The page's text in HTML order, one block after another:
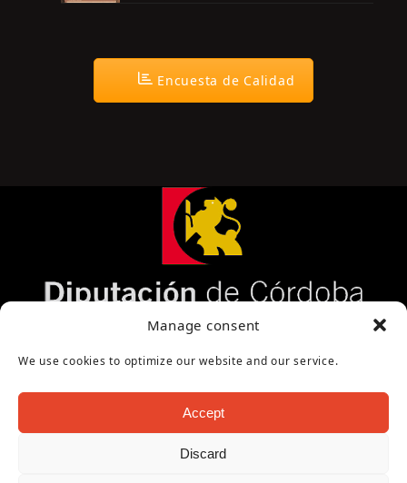
Manage consent
We use cookies to optimize our website and our service.
Accept
Discard
Encuesta de Calidad
Página cofinanciada por la Diputación de Córdoba